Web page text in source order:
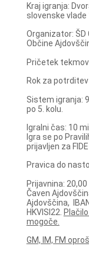
Kraj igranja:
slovenske vlade
Organizator:
Občine
Pričetek
Rok za
Sistem igranja:
po 5. kolu.
Igralni čas: 10
Igra se po
prijavljen za
Pravica do
Prijavnina:
Čaven
Ajdovščina,
HKVISI22.
mogoče.
GM, IM, FM